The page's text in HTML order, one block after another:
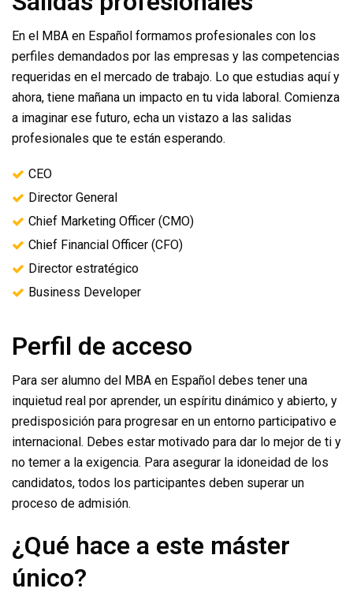
En el MBA en Español formamos profesionales con los
perfiles demandados por las empresas y las competencias
requeridas en el mercado de trabajo. Lo que estudias aquí y
ahora, tiene mañana un impacto en tu vida laboral. Comienza
a imaginar ese futuro, echa un vistazo a las salidas
profesionales que te están esperando.
CEO
Director General
Chief Marketing Officer (CMO)
Chief Financial Officer (CFO)
Director estratégico
Business Developer
Perfil de acceso
Para ser alumno del MBA en Español debes tener una
inquietud real por aprender, un espíritu dinámico y abierto, y
predisposición para progresar en un entorno participativo e
internacional. Debes estar motivado para dar lo mejor de ti y
no temer a la exigencia. Para asegurar la idoneidad de los
candidatos, todos los participantes deben superar un
proceso de admisión.
¿Qué hace a este máster
único?